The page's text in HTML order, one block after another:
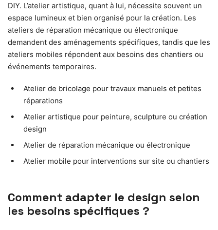
DIY. L’atelier artistique, quant à lui, nécessite souvent un
espace lumineux et bien organisé pour la création. Les
ateliers de réparation mécanique ou électronique
demandent des aménagements spécifiques, tandis que les
ateliers mobiles répondent aux besoins des chantiers ou
événements temporaires.
Atelier de bricolage pour travaux manuels et petites
réparations
Atelier artistique pour peinture, sculpture ou création
design
Atelier de réparation mécanique ou électronique
Atelier mobile pour interventions sur site ou chantiers
Comment adapter le design selon
les besoins spécifiques ?